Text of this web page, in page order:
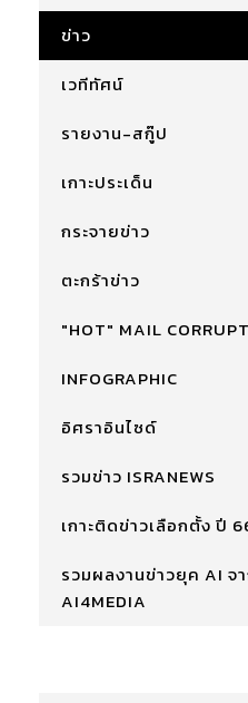
ข่าว
เวทีทัศน์
รายงาน-สกู๊ป
เกาะประเด็น
กระจายข่าว
ตะกร้าข่าว
"HOT" MAIL
INFOGRAPHIC
อิศราอินไซด์
รวมข่าว ISRANEWS
เกาะติดข่าวเลือกตั้ง ปี
รวมผลงานข่าวยุค AI จ
AI4MEDIA